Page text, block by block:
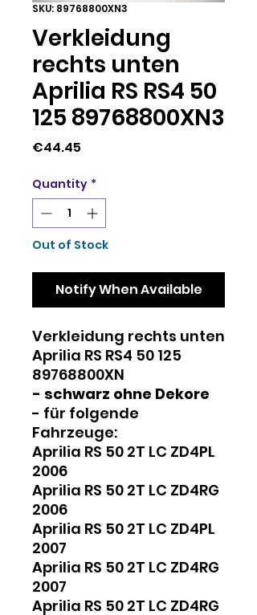
SKU: 89768800XN3
Verkleidung
rechts unten
Aprilia RS RS4 50
125 89768800XN3
€44.45
Quantity *
Out of Stock
Notify When Available
Verkleidung rechts unten
Aprilia RS RS4 50 125
89768800XN
- schwarz ohne Dekore
- für folgende
Fahrzeuge:
Aprilia RS 50 2T LC ZD4PL
2006
Aprilia RS 50 2T LC ZD4RG
2006
Aprilia RS 50 2T LC ZD4PL
2007
Aprilia RS 50 2T LC ZD4RG
2007
Aprilia RS 50 2T LC ZD4RG